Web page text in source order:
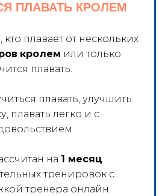
ПЛАВАТЬ КРОЛЕМ
плавает от нескольких
кролем или только
плавать.
плавать, улучшить
плавать легко и с
на 1 месяц
тренировок с
тренера онлайн.